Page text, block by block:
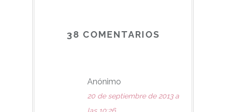
38 COMENTARIOS
Anónimo
20 de septiembre de 2013 a